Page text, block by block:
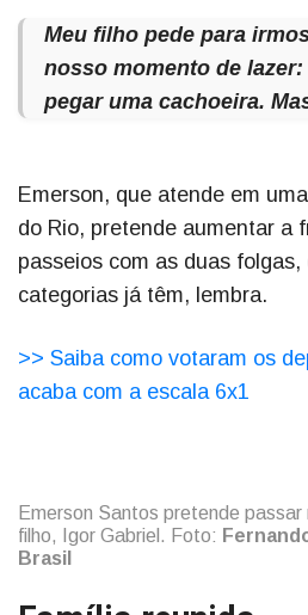
Meu filho pede para
nosso momento de
pegar uma cachoeira.
Emerson, que atende em
do Rio, pretende aumentar a
passeios com as duas
categorias já têm, lembra.
>> Saiba como votaram os
acaba com a escala 6x1
Emerson Santos pretende
filho, Igor Gabriel. Foto:
Brasil